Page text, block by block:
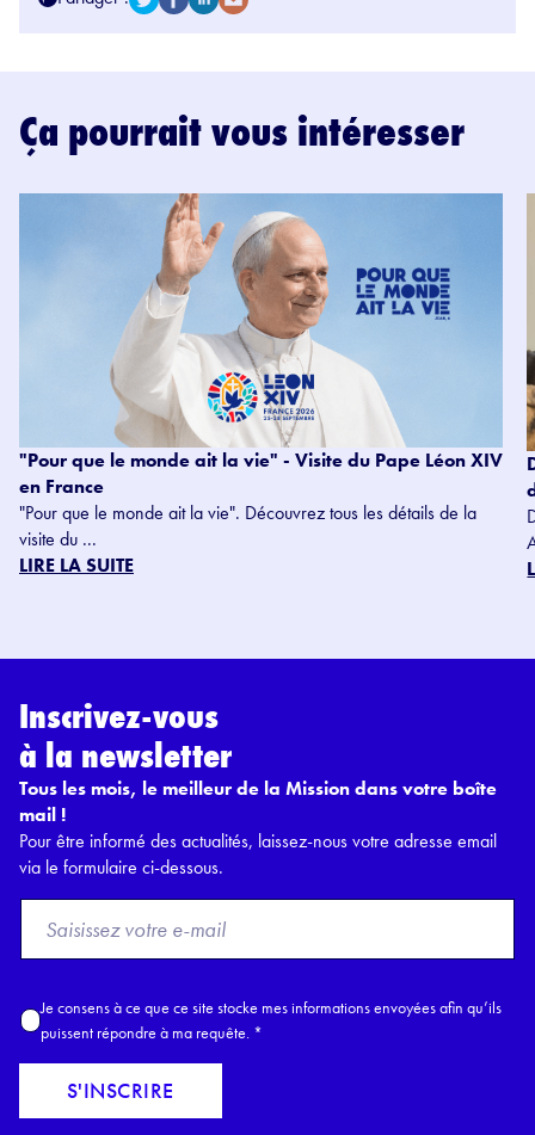
Ça pourrait vous intéresser
"Pour que le monde ait la vie" - Visite du Pape Léon XIV
en France
"Pour que le monde ait la vie". Découvrez tous les détails de la
visite du ...
LIRE LA SUITE
Inscrivez-vous
à la newsletter
Tous les mois, le meilleur de la Mission dans votre boîte
mail !
Pour être informé des actualités, laissez-nous votre adresse email
via le formulaire ci-dessous.
o
E
a
l
A
c
c
r
Je consens à ce que ce site stocke mes informations envoyées afin qu’ils
puissent répondre à ma requête. *
S'INSCRIRE